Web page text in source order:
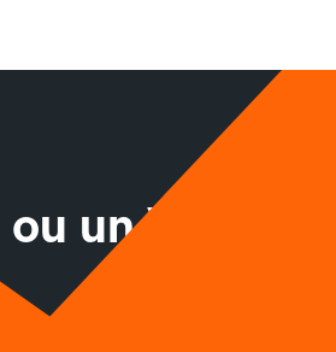
un VTC avec